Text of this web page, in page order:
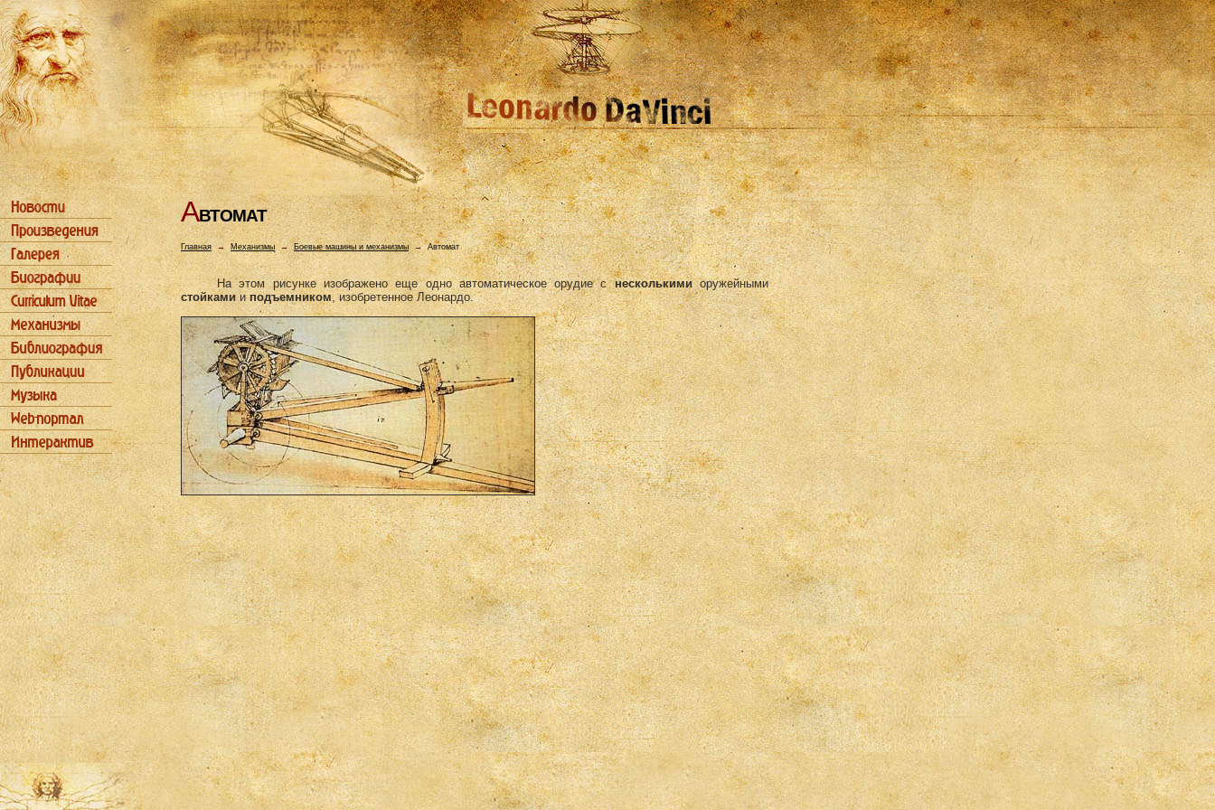
АВТОМАТ
Главная→ Механизмы →Боевые машины и механизмы →Автомат
На этом рисунке изображено еще одно автоматическое орудие снесколькимиоружейными
стойками иподъемником, изобретенное Леонардо.